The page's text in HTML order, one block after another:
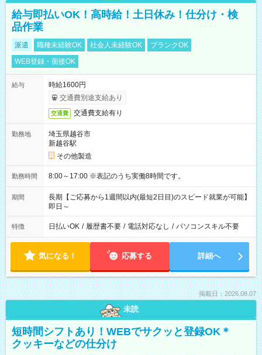
給与即払いOK！高時給！土日休み！仕分け・検
品作業
派遣 職種未経験OK 社会人未経験OK
ブランクOK
WEB登録・面接OK
給与
時給1600円
交通費別途支給あり
交通費 交通費支給有り
勤務地
埼玉県越谷市
新越谷駅
その他製造
勤務時間 8:00～17:00 ※表記のうち実働8時間です。
期間
長期【ご応募から1週間以内(最短2日目)のスピード就業が可能】
即日～
特徴 日払いOK / 履歴書不要 / 電話対応なし / パソコンスキル不要
気になる！ 応募する 詳細へ
掲載日：2026.08.07
未読
短時間シフトあり！WEBでサクッと登録OK＊
クッキーなどの仕分け